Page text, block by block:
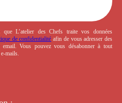
L’atelier des Chefs traite vos données
de confidentialité afin de vous adresser des
Vous pouvez vous désabonner à tout
mails.